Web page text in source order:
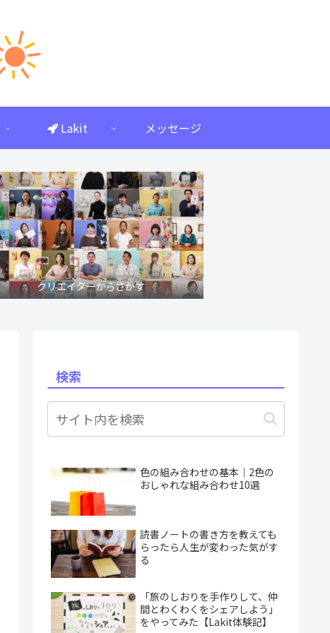
Lakit メッセージ
クリエイターからさがす
検索
色の組み合わせの基本｜2色の
おしゃれな組み合わせ10選
読書ノートの書き方を教えても
らったら人生が変わった気がす
る
「旅のしおりを手作りして、仲
間とわくわくをシェアしよう」
をやってみた【Lakit体験記】